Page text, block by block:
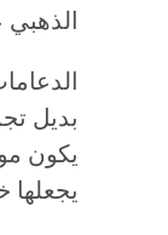
بديل
يكون
يجعلها